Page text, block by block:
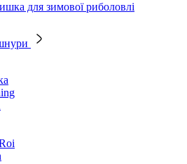
для зимової риболовлі